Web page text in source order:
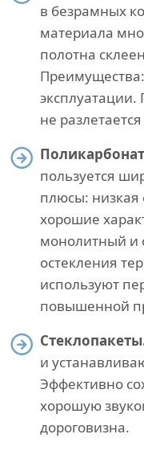
в безрамных
материала
полотна
эксплуатации.
не
пользуется
плюсы: низкая
хорошие
монолитный и
остекления
используют
повышенной
и
Эффективно
хорошую
дороговизна.